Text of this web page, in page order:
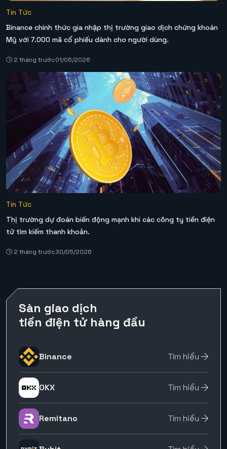
Tin Tức
Binance chính thức gia nhập thị trường giao dịch chứng khoán
Mỹ với 7.000 mã cổ phiếu dành cho người dùng.
2 tháng trước01/06/2026
Tin Tức
Thị trường dự đoán biến động mạnh khi các công ty tiền điện
tử tìm kiếm thanh khoản.
2 tháng trước30/05/2026
Sàn giao dịch
tiền điện tử hàng đầu
Binance Tìm hiểu
OKX Tìm hiểu
Remitano Tìm hiểu